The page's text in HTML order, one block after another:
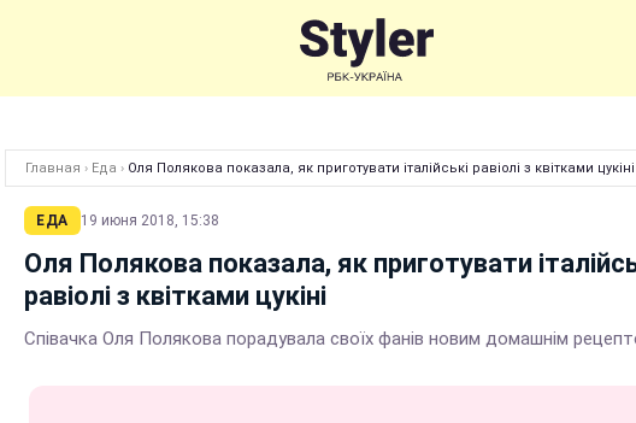
Главная › Еда › Оля Полякова показала, як приготувати італійські равіолі з квітками цукіні
ЕДА 19 июня 2018, 15:38
Оля Полякова показала, як приготувати
равіолі з квітками цукіні
Співачка Оля Полякова порадувала своїх фанів новим домашнім